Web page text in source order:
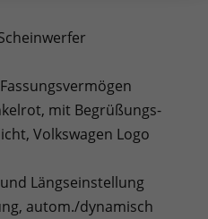
mit Begrüßungs-
Volkswagen Logo
Längseinstellung
autom./dynamisch